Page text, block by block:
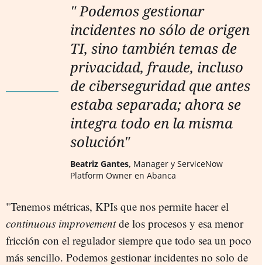
" Podemos gestionar
incidentes no sólo de origen
TI, sino también temas de
privacidad, fraude, incluso
de ciberseguridad que antes
estaba separada; ahora se
integra todo en la misma
solución"
Beatriz Gantes, Manager y ServiceNow
Platform Owner en Abanca
"Tenemos métricas, KPIs que nos permite hacer el
continuous improvementde los procesos y esa menor
fricción con el regulador siempre que todo sea un poco
más sencillo. Podemos gestionar incidentes no solo de